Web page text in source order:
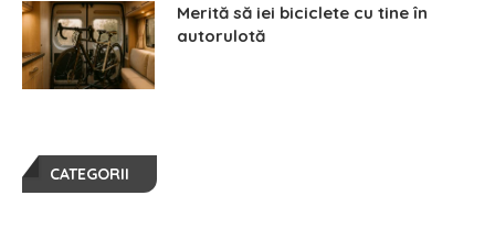
Merită să iei biciclete cu tine în
autorulotă
CATEGORII